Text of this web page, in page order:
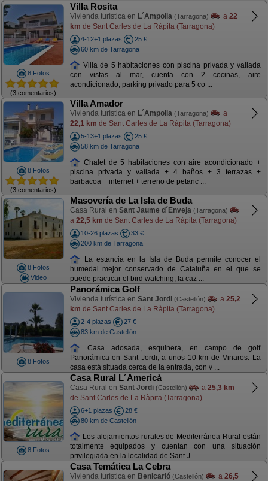
8 Fotos
(3 comentarios)
Villa Rosita
Vivienda turística en L´Ampolla (Tarragona) a 22
km de Sant Carles de La Ràpita (Tarragona)
4-12+1 plazas
25 €
60 km de Tarragona
Villa de 5 habitaciones con piscina privada y vallada
con vistas al mar, cuenta con 2 cocinas, aire
acondicionado, parking privado para 5 co ...
8 Fotos
(3 comentarios)
Villa Amador
Vivienda turística en L´Ampolla (Tarragona)
a
22,1 km de Sant Carles de La Ràpita (Tarragona)
5-13+1 plazas
25 €
58 km de Tarragona
Chalet de 5 habitaciones con aire acondicionado +
piscina privada y vallada + 4 baños + 3 terrazas +
barbacoa + internet + terreno de petanc ...
8 Fotos
Video
Masovería de La Isla de Buda
Casa Rural en Sant Jaume d´Enveja (Tarragona)
a 22,5 km de Sant Carles de La Ràpita (Tarragona)
10-26 plazas
33 €
200 km de Tarragona
La estancia en la Isla de Buda permite conocer el
humedal mejor conservado de Cataluña en el que se
puede practicar el bird watching, la caz ...
8 Fotos
Panorámica Golf
Vivienda turística en Sant Jordi (Castellón) a 25,2
km de Sant Carles de La Ràpita (Tarragona)
2-4 plazas
27 €
83 km de Castellón
Casa adosada, esquinera, en campo de golf
Panorámica en Sant Jordi, a unos 10 km de Vinaros. La
casa está situada cerca de la entrada, con v ...
8 Fotos
Casa Rural L´Americà
Casa Rural en Sant Jordi (Castellón) a 25,3 km
de Sant Carles de La Ràpita (Tarragona)
6+1 plazas
28 €
80 km de Castellón
Los alojamientos rurales de Mediterránea Rural están
totalmente equipados y cuentan con una situación
privilegiada en la localidad de Sant J ...
Casa Temática La Cebra
Vivienda turística en Benicarló (Castellón) a 26,5